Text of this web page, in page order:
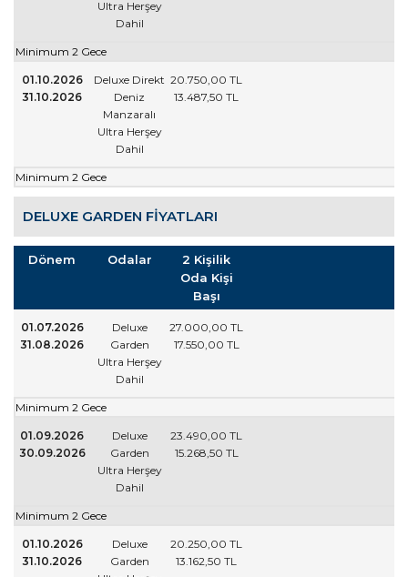
Ultra Herşey
Dahil
Minimum 2 Gece
01.10.2026
31.10.2026
Deluxe Direkt
Deniz
Manzaralı
Ultra Herşey
Dahil
20.750 ,00 TL
13.487 ,50 TL
Minimum 2 Gece
DELUXE GARDEN FIYATLARI
Dönem Odalar
2 Kişilik
Oda Kişi
Başı
01.07.2026
31.08.2026
Deluxe
Garden
Ultra Herşey
Dahil
27.000 ,00 TL
17.550 ,00 TL
Minimum 2 Gece
01.09.2026
30.09.2026
Deluxe
Garden
Ultra Herşey
Dahil
23.490 ,00 TL
15.268 ,50 TL
Minimum 2 Gece
01.10.2026
31.10.2026
Deluxe
Garden
20.250 ,00 TL
13.162 ,50 TL